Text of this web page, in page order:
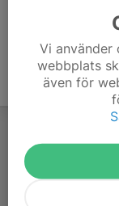
Vi
webbplats
även för